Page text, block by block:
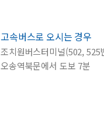
고속버스로 오시는 경우
조치원버스터미널(502, 525
오송역북문에서 도보 7분